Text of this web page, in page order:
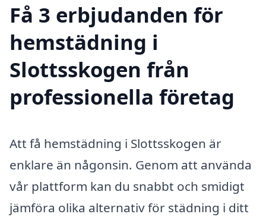
Få 3 erbjudanden för
hemstädning i
Slottsskogen från
professionella företag
Att få hemstädning i Slottsskogen är
enklare än någonsin. Genom att använda
vår plattform kan du snabbt och smidigt
jämföra olika alternativ för städning i ditt